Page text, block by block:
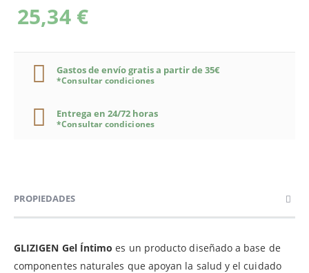
25,34 €
Gastos de envío gratis a partir de 35€
*Consultar condiciones
Entrega en 24/72 horas
*Consultar condiciones
PROPIEDADES
GLIZIGEN Gel Íntimoes un producto diseñado a base de
componentes naturales que apoyan la salud y el cuidado